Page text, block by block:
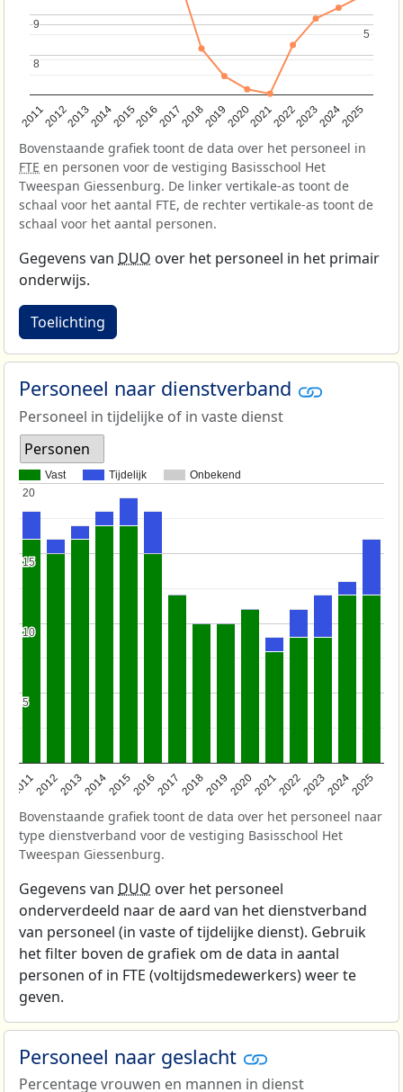
201120122013201420152016201720182019202020212022202320242025
8
8
9
9
5
5
Bovenstaande grafiek toont de data over het personeel in
FTE en personen voor de vestiging Basisschool Het
Tweespan Giessenburg. De linker vertikale-as toont de
schaal voor het aantal FTE, de rechter vertikale-as toont de
schaal voor het aantal personen.
Gegevens van DUO over het personeel in het primair
onderwijs.
Toelichting
Personeel naar dienstverband
Personeel in tijdelijke of in vaste dienst
Personen
Vast Tijdelijk Onbekend
201120122013201420152016201720182019202020212022202320242025
5
5
10
10
15
15
20
20
Bovenstaande grafiek toont de data over het personeel naar
type dienstverband voor de vestiging Basisschool Het
Tweespan Giessenburg.
Gegevens van DUO over het personeel
onderverdeeld naar de aard van het dienstverband
van personeel (in vaste of tijdelijke dienst). Gebruik
het filter boven de grafiek om de data in aantal
personen of in FTE (voltijdsmedewerkers) weer te
geven.
Personeel naar geslacht
Percentage vrouwen en mannen in dienst